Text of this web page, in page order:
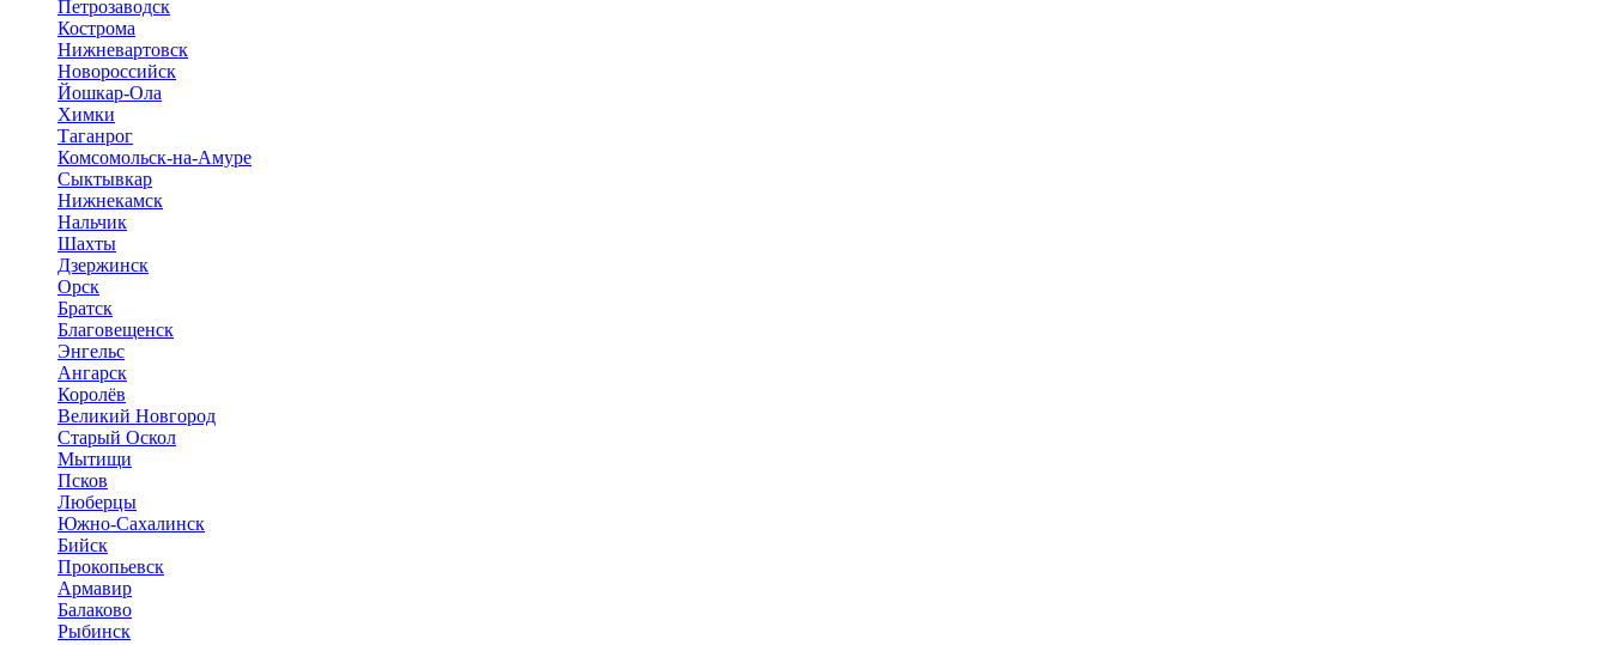
Петрозаводск
Кострома
Нижневартовск
Новороссийск
Йошкар-Ола
Химки
Таганрог
Комсомольск-на-Амуре
Сыктывкар
Нижнекамск
Нальчик
Шахты
Дзержинск
Орск
Братск
Благовещенск
Энгельс
Ангарск
Королёв
Великий Новгород
Старый Оскол
Мытищи
Псков
Люберцы
Южно-Сахалинск
Бийск
Прокопьевск
Армавир
Балаково
Рыбинск